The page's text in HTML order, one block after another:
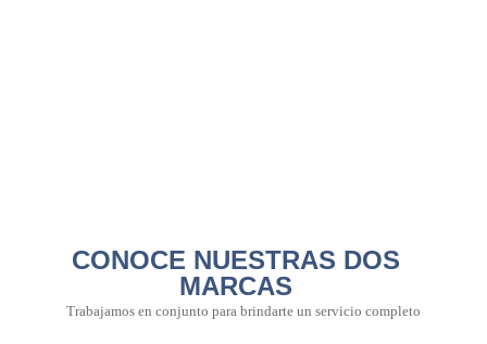
CONOCE NUESTRAS DOS
MARCAS
Trabajamos en conjunto para brindarte un servicio completo